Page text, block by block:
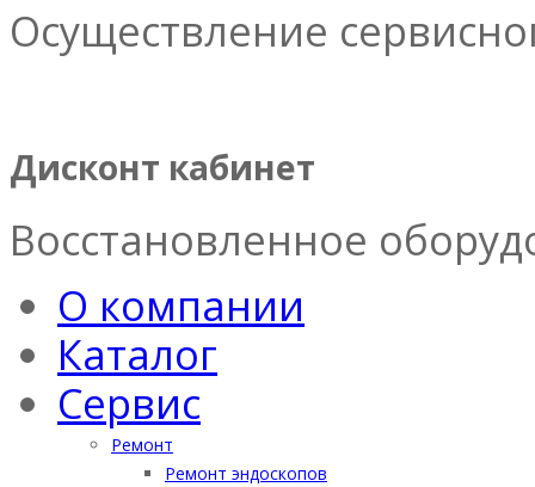
Осуществление
Дисконт кабинет
Восстановленное
О компании
Каталог
Сервис
Ремонт
Ремонт эндоскопов